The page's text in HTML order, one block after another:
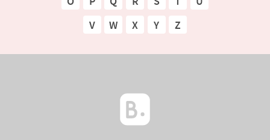
V
W X Y Z